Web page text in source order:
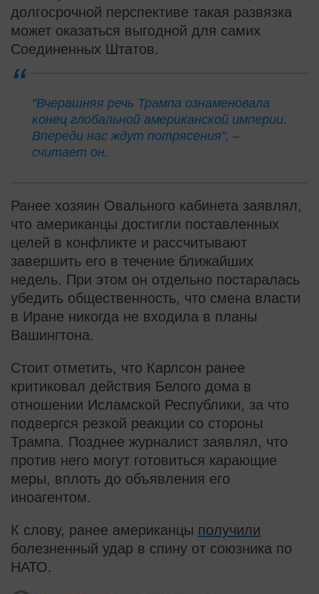
долгосрочной перспективе такая развязка
может оказаться выгодной для самих
Соединенных Штатов.
"Вчерашняя речь Трампа ознаменовала
конец глобальной американской империи.
Впереди нас ждут потрясения", –
считает он.
Ранее хозяин Овального кабинета заявлял,
что американцы достигли поставленных
целей в конфликте и рассчитывают
завершить его в течение ближайших
недель. При этом он отдельно постаралась
убедить общественность, что смена власти
в Иране никогда не входила в планы
Вашингтона.
Стоит отметить, что Карлсон ранее
критиковал действия Белого дома в
отношении Исламской Республики, за что
подвергся резкой реакции со стороны
Трампа. Позднее журналист заявлял, что
против него могут готовиться карающие
меры, вплоть до объявления его
иноагентом.
К слову, ранее американцы получили
болезненный удар в спину от союзника по
НАТО.